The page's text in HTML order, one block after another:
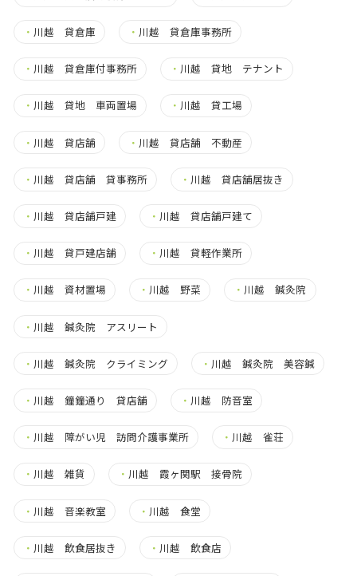
・ 川越 貸倉庫 ・ 川越 貸倉庫事務所
・ 川越 貸倉庫付事務所 ・ 川越 貸地 テナント
・ 川越 貸地 車両置場 ・ 川越 貸工場
・ 川越 貸店舗 ・ 川越 貸店舗 不動産
・ 川越 貸店舗 貸事務所 ・ 川越 貸店舗居抜き
・ 川越 貸店舗戸建 ・ 川越 貸店舗戸建て
・ 川越 貸戸建店舗 ・ 川越 貸軽作業所
・ 川越 資材置場 ・ 川越 野菜 ・ 川越 鍼灸院
・ 川越 鍼灸院 アスリート
・ 川越 鍼灸院 クライミング ・ 川越 鍼灸院 美容鍼
・ 川越 鐘鐘通り 貸店舗 ・ 川越 防音室
・ 川越 障がい児 訪問介護事業所 ・ 川越 雀荘
・ 川越 雑貨 ・ 川越 霞ヶ関駅 接骨院
・ 川越 音楽教室 ・ 川越 食堂
・ 川越 飲食居抜き ・ 川越 飲食店